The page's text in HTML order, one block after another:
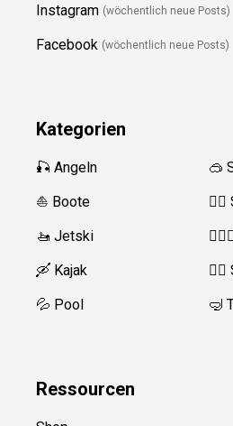
Instagram (wöchentlich neue Posts)
Facebook (wöchentlich neue Posts)
Kategorien
🎣 Angeln
⛵️ Boote
🚤 Jetski
🛶 Kajak
💦 Pool
🥽
🏊‍♂️
🏄‍♂️
🤿
Ressourcen